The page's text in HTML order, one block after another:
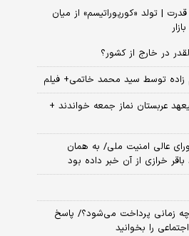
قدرت | تولد «کورپوراتیسم» از میان
در خارج از کشور؟
زاده توسط سید محمد خاتمی+ فیلم
عربستان نماز جمعه خواندند +
عالی امنیت ملی/ به همان
خرازی از آن خبر داده بود
چه زمانی پرداخت می‌شود؟/ پاسخ
را بخوانید